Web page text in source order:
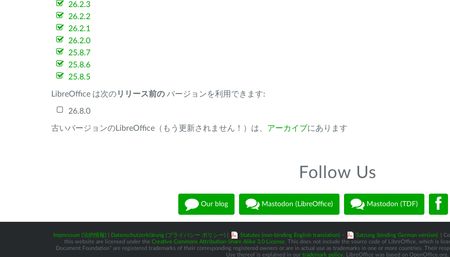
26.2.3
26.2.2
26.2.1
26.2.0
25.8.7
25.8.6
25.8.5
LibreOffice は次のリリース前の バージョンを利用できます:
26.8.0
古いバージョンのLibreOffice（もう更新されません！）は、 アーカイブにあります
Follow Us
Our blog Mastodon (LibreOffice) Mastodon (TDF)
Impressum (法的情報) Datenschutzerklärung (プライバシー ポリシー) Statutes (non-binding English translation) - Satzung (binding German version)
|
this website are licensed under the Creative Commons Attribution-Share Alike 3.0 License. This does not include the source code of LibreOffice, which is
Document Foundation” are registered trademarks of their corresponding registered owners or are in actual use as trademarks in one or more countries. Their
Use thereof is explained in our trademark policy . LibreOffice was based on OpenOffice.org.